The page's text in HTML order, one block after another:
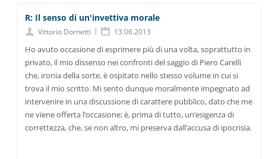
R: Il senso di un'invettiva morale
Vittorio Dornetti | 13.06.2013
Ho avuto occasione di esprimere più di una volta, soprattutto in
privato, il mio dissenso nei confronti del saggio di Piero Carelli
che, ironia della sorte, è ospitato nello stesso volume in cui si
trova il mio scritto. Mi sento dunque moralmente impegnato ad
intervenire in una discussione di carattere pubblico, dato che me
ne viene offerta l’occasione; è, prima di tutto, un’esigenza di
correttezza, che, se non altro, mi preserva dall’accusa di ipocrisia.